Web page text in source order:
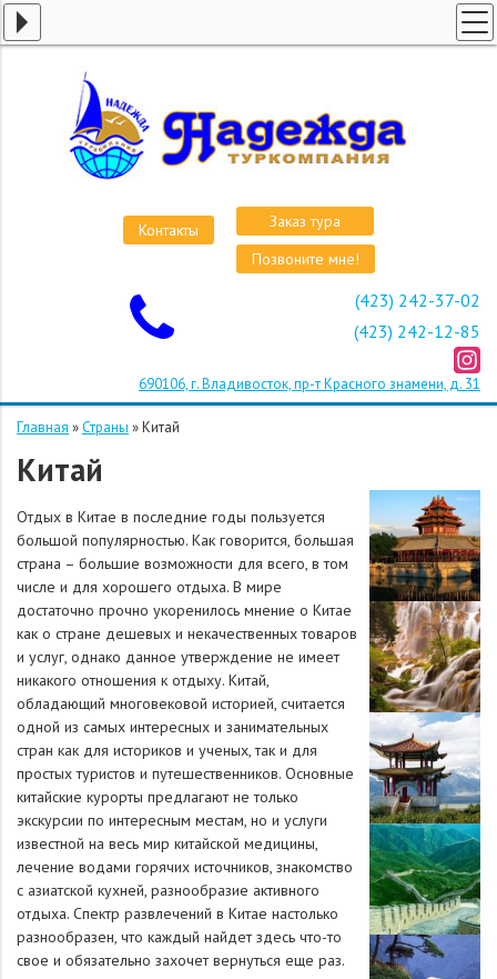
Контакты
Заказ тура
Позвоните мне!
(423) 242-37-02
(423) 242-12-85
690106, г. Владивосток, пр-т Красного знамени, д. 31
ВИЗЫ
АВИАБИЛЕТЫ
ОТЕЛИ
Главная »Страны »Китай
Китай
Отдых в Китае в последние годы пользуется
большой популярностью. Как говорится, большая
страна – большие возможности для всего, в том
числе и для хорошего отдыха. В мире
достаточно прочно укоренилось мнение о Китае
как о стране дешевых и некачественных товаров
и услуг, однако данное утверждение не имеет
никакого отношения к отдыху. Китай,
обладающий многовековой историей, считается
одной из самых интересных и занимательных
стран как для историков и ученых, так и для
простых туристов и путешественников. Основные
китайские курорты предлагают не только
экскурсии по интересным местам, но и услуги
известной на весь мир китайской медицины,
лечение водами горячих источников, знакомство
с азиатской кухней, разнообразие активного
отдыха. Спектр развлечений в Китае настолько
разнообразен, что каждый найдет здесь что-то
свое и обязательно захочет вернуться еще раз.